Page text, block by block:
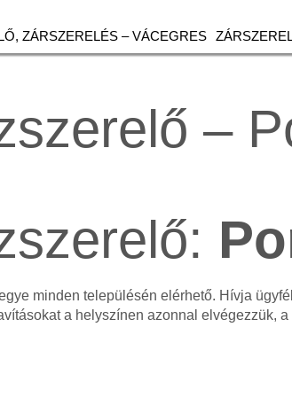
ZÁRSZERELÉS – VÁCEGRES
–
minden településén elérhető. Hívja
a helyszínen azonnal elvégezzük,